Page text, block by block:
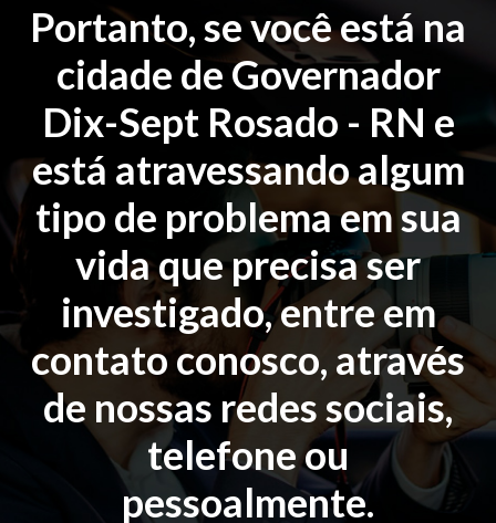
Portanto, se você está na
cidade de Governador
Dix-Sept Rosado - RN e
está atravessando algum
tipo de problema em sua
vida que precisa ser
investigado, entre em
contato conosco, através
de nossas redes sociais,
telefone ou
pessoalmente.